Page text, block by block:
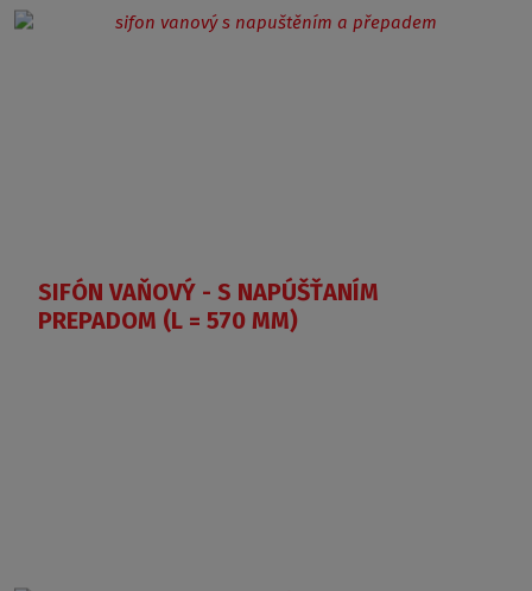
SIFÓN VAŇOVÝ - S NAPÚŠŤANÍM
PREPADOM (L = 570 MM)